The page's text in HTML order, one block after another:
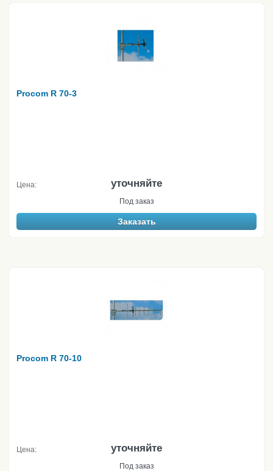
Procom R 70-3
Цена: уточняйте
Под заказ
Заказать
Procom R 70-10
Цена: уточняйте
Под заказ